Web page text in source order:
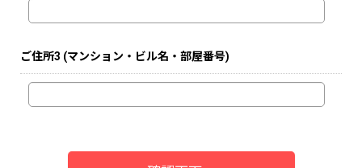
ご住所3 (マンション・ビル名・部屋番号)